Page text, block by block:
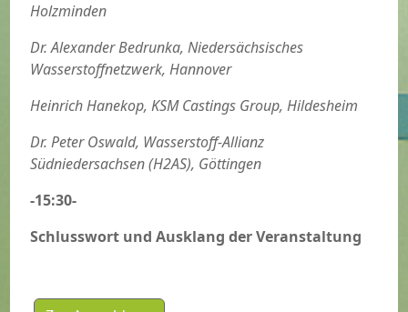
Holzminden
Dr. Alexander Bedrunka, Niedersächsisches
Wasserstoffnetzwerk, Hannover
Heinrich Hanekop, KSM Castings Group, Hildesheim
Dr. Peter Oswald, Wasserstoff-Allianz
Südniedersachsen (H2AS), Göttingen
-15:30-
Schlusswort und Ausklang der Veranstaltung